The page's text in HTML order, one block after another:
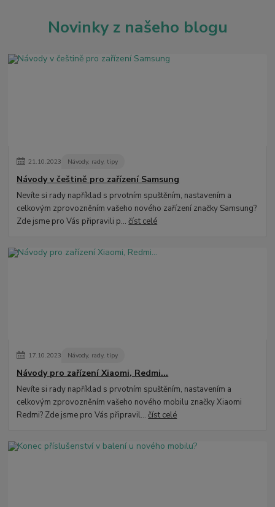
Novinky z našeho blogu
21.10.2023 Návody, rady, tipy
Návody v češtině pro zařízení Samsung
Nevíte si rady například s prvotním spuštěním, nastavením a
celkovým zprovozněním vašeho nového zařízení značky Samsung?
Zde jsme pro Vás připravili p...číst celé
17.10.2023 Návody, rady, tipy
Návody pro zařízení Xiaomi, Redmi...
Nevíte si rady například s prvotním spuštěním, nastavením a
celkovým zprovozněním vašeho nového mobilu značky Xiaomi
Redmi? Zde jsme pro Vás připravil...číst celé